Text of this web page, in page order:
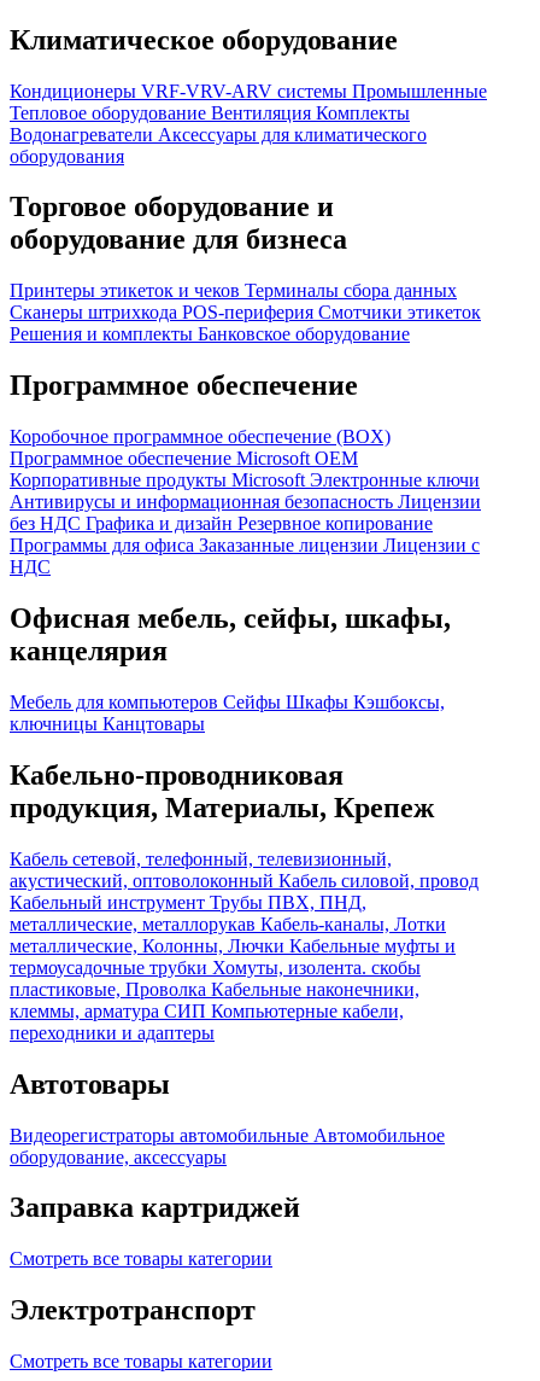
Климатическое оборудование
Кондиционеры VRF-VRV-ARV системы Промышленные
Тепловое оборудование Вентиляция Комплекты
Водонагреватели Аксессуары для климатического
оборудования
Торговое оборудование и
оборудование для бизнеса
Принтеры этикеток и чеков Терминалы сбора данных
Сканеры штрихкода POS-периферия Смотчики этикеток
Решения и комплекты Банковское оборудование
Программное обеспечение
Коробочное программное обеспечение (BOX)
Программное обеспечение Microsoft OEM
Корпоративные продукты Microsoft Электронные ключи
Антивирусы и информационная безопасность Лицензии
без НДС Графика и дизайн Резервное копирование
Программы для офиса Заказанные лицензии Лицензии с
НДС
Офисная мебель, сейфы, шкафы,
канцелярия
Мебель для компьютеров Сейфы Шкафы Кэшбоксы,
ключницы Канцтовары
Кабельно-проводниковая
продукция, Материалы, Крепеж
Кабель сетевой, телефонный, телевизионный,
акустический, оптоволоконный Кабель силовой, провод
Кабельный инструмент Трубы ПВХ, ПНД,
металлические, металлорукав Кабель-каналы, Лотки
металлические, Колонны, Лючки Кабельные муфты и
термоусадочные трубки Хомуты, изолента. скобы
пластиковые, Проволка Кабельные наконечники,
клеммы, арматура СИП Компьютерные кабели,
переходники и адаптеры
Автотовары
Видеорегистраторы автомобильные Автомобильное
оборудование, аксессуары
Заправка картриджей
Смотреть все товары категории
Электротранспорт
Смотреть все товары категории